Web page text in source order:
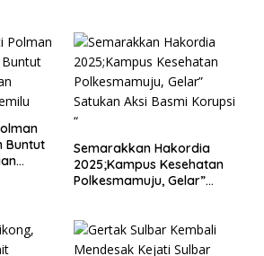
Buntut
Semarakkan Hakordia
2025;Kampus Kesehatan
Polkesmamuju, Gelar”